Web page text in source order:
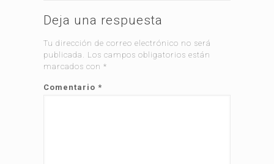
Deja una respuesta
Tu dirección de correo electrónico no será
publicada.
Los campos obligatorios están
marcados con *
Comentario *